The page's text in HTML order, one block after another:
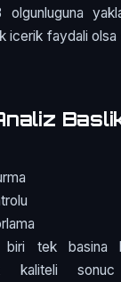
icerik faydali olsa
biri tek basina
kaliteli